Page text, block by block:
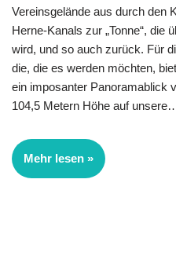
Vereinsgelände aus durch den
Herne-Kanals zur „Tonne“, die
wird, und so auch zurück. Für
die, die es werden möchten,
ein imposanter Panoramablick
104,5 Metern Höhe auf
Mehr lesen »